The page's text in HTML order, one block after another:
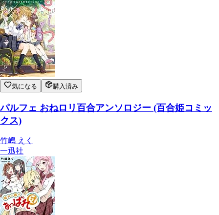
気になる 購入済み
パルフェ おねロリ百合アンソロジー (百合姫コミッ
クス)
竹嶋 えく
一迅社